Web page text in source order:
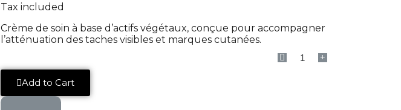
Tax included
Crème de soin à base d’actifs végétaux, conçue pour accompagner
l’atténuation des taches visibles et marques cutanées.
Add to Cart